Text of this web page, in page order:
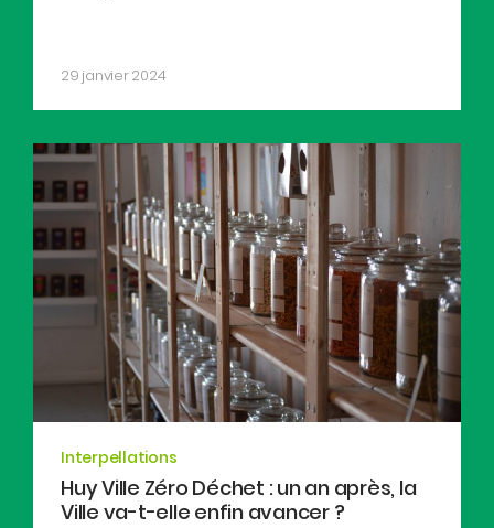
29 janvier 2024
Interpellations
Huy Ville Zéro Déchet : un an après, la
Ville va-t-elle enfin avancer ?